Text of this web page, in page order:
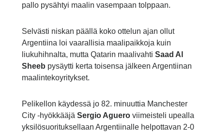
pallo pysähtyi maalin vasempaan tolppaan.
Selvästi niskan päällä koko ottelun ajan ollut
Argentiina loi vaarallisia maalipaikkoja kuin
liukuhihnalta, mutta Qatarin maalivahti Saad Al
Sheeb pysäytti kerta toisensa jälkeen Argentiinan
maalintekoyritykset.
Pelikellon käydessä jo 82. minuuttia Manchester
City -hyökkääjä Sergio Agueroviimeisteli upealla
yksilösuorituksellaan Argentiinalle helpottavan 2-0